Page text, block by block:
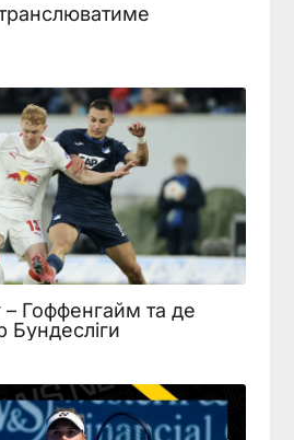
Гоффенгайм та де
Бундесліги